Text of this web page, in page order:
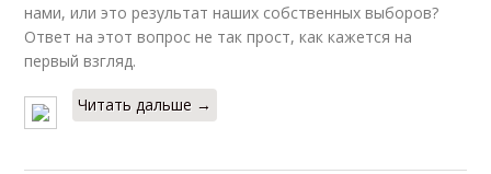
нами, или это результат наших собственных выборов?
Ответ на этот вопрос не так прост, как кажется на
первый взгляд.
Читать дальше →